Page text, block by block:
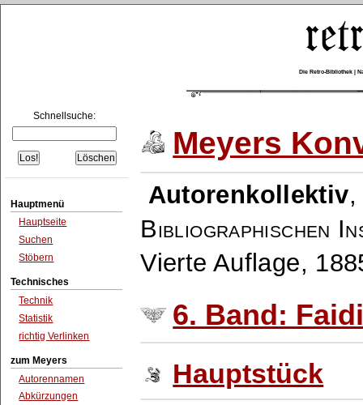
Die Retro-Bibliothek |
Schnellsuche:
Hauptmenü
Hauptseite
Suchen
Stöbern
Technisches
Technik
Statistik
richtig Verlinken
zum Meyers
Autorennamen
Abkürzungen
Meyers
Autorenkollektiv
Bibliographischen
Vierte Auflage,
6. Band:
Hauptstück